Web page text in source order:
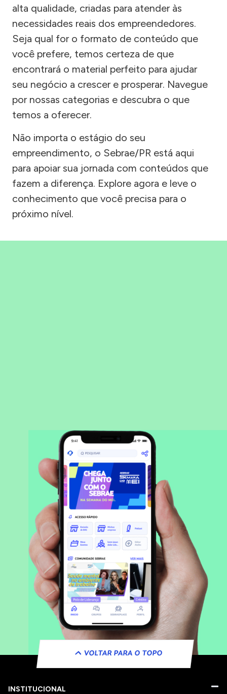
alta qualidade, criadas para atender às
necessidades reais dos empreendedores.
Seja qual for o formato de conteúdo que
você prefere, temos certeza de que
encontrará o material perfeito para ajudar
seu negócio a crescer e prosperar. Navegue
por nossas categorias e descubra o que
temos a oferecer.
Não importa o estágio do seu
empreendimento, o Sebrae/PR está aqui
para apoiar sua jornada com conteúdos que
fazem a diferença. Explore agora e leve o
conhecimento que você precisa para o
próximo nível.
VOLTAR PARA O TOPO
INSTITUCIONAL